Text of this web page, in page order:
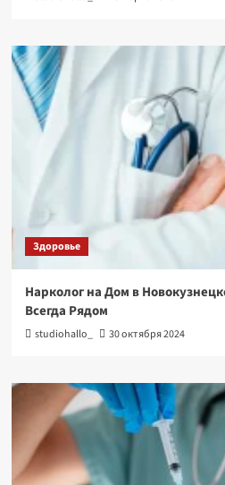
Здоровье
Нарколог на Дом в
Всегда Рядом
studiohallo_ 30 октября 2024